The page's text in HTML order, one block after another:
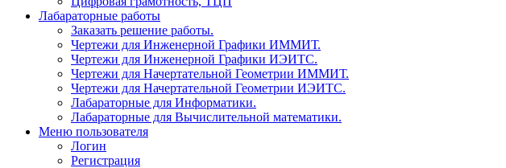
Лабараторные работы
Заказать решение работы.
Чертежи для Инженерной Графики ИММИТ.
Чертежи для Инженерной Графики ИЭИТС.
Чертежи для Начертательной Геометрии ИММИТ.
Чертежи для Начертательной Геометрии ИЭИТС.
Лабараторные для Информатики.
Лабараторные для Вычислительной математики.
Меню пользователя
Логин
Регистрация